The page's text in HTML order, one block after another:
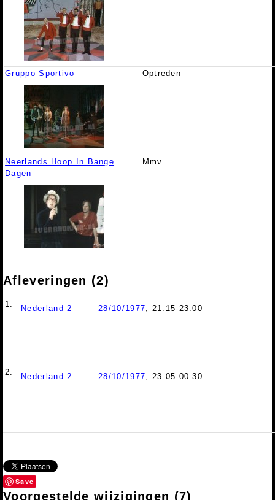
Gruppo Sportivo Optreden
Neerlands Hoop In Bange
Dagen
Mmv
Afleveringen (2)
1. Nederland 2 28/10/1977 , 21:15-23:00
2. Nederland 2 28/10/1977 , 23:05-00:30
Save
Voorgestelde wijzigingen (7)